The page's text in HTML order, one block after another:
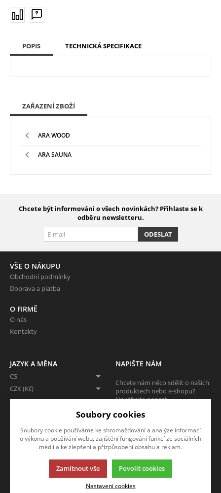
POPIS TECHNICKÁ SPECIFIKACE
ZAŘAZENÍ ZBOŽÍ
ARA WOOD
ARA SAUNA
Chcete být informováni o všech novinkách? Přihlaste se k
odběru newsletteru.
ODESLAT
VŠE O NÁKUPU
Obchodní podmínky
Doprava a platba
O FIRMĚ
O nás
Kontakty
JAZYK A MĚNA
CS
CZK (Kč)
NAPIŠTE NÁM
Chcete nám něco sdělit o našich
produktech nebo e-shopu?
Neváhejte napsat.
Tato stránka používá soubory cookies. Klikněte pro více informací.
© 2013-2026 ARA WOOD SHOP
Soubory cookies
Soubory cookie používáme ke shromažďování a analýze informací
o výkonu a používání webu, zajištění fungování funkcí ze sociálních
médií a ke zlepšení a přizpůsobení obsahu a reklam.
Zamítnout vše Povolit cookies
Nastavení cookies